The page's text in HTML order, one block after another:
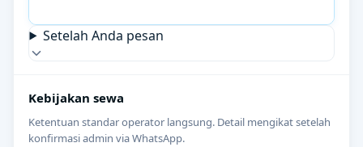
Setelah Anda pesan
Kebijakan sewa
Ketentuan standar operator langsung. Detail mengikat setelah
konfirmasi admin via WhatsApp.